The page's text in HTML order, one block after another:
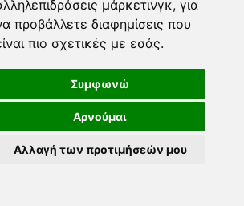
μάρκετινγκ, για
προβάλλετε διαφημίσεις που
πιο σχετικές με εσάς.
Συμφωνώ
Αρνούμαι
Αλλαγή των προτιμήσεών μου
|SNG Services
|Όροι Χρήσης|Δήλωση
Περιεχόμενο
για τα Cookies
με τη σύσταση (ΕΕ)
334|Ταυτότητα